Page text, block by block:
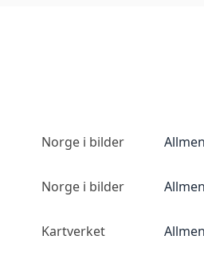
Norge i bilder
Norge i bilder
Kartverket